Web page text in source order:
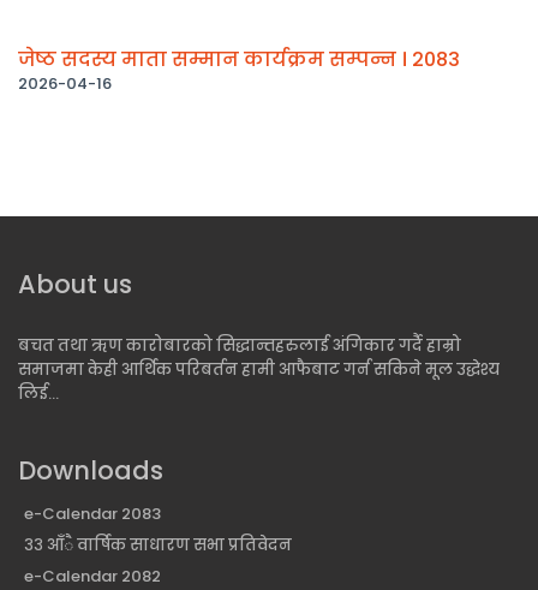
जेष्ठ सदस्य माता सम्मान कार्यक्रम सम्पन्न । 2083
2026-04-16
About us
बचत तथा ऋण कारोबारको सिद्धान्तहरुलाई अंगिकार गर्दै हाम्रो
समाजमा केही आर्थिक परिबर्तन हामी आफैबाट गर्न सकिने मूल उद्धेश्य
लिई...
Downloads
e-Calendar 2083
३३ आँै वार्षिक साधारण सभा प्रतिवेदन
e-Calendar 2082